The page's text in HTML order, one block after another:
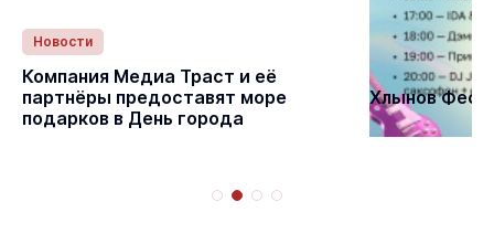
Новости
Компания Медиа Траст и её
партнёры предоставят море
подарков в День города
Статьи
Хлынов Фест